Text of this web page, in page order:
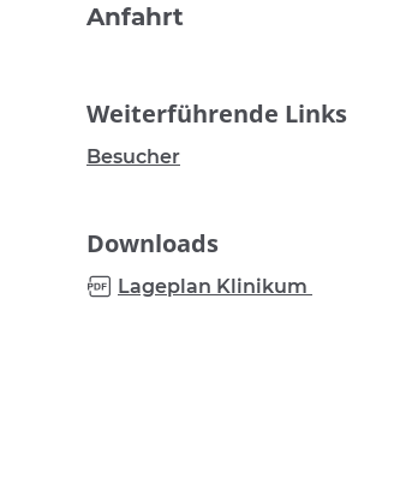
Anfahrt
Weiterführende Links
Besucher
Downloads
Lageplan Klinikum